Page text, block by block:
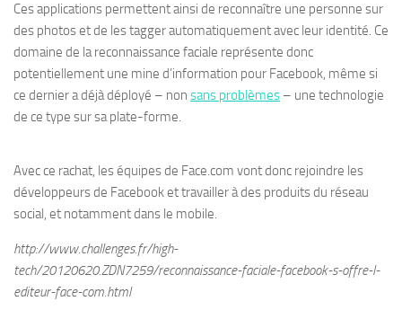
Ces applications permettent ainsi de reconnaître une personne sur
des photos et de les tagger automatiquement avec leur identité. Ce
domaine de la reconnaissance faciale représente donc
potentiellement une mine d’information pour Facebook, même si
ce dernier a déjà déployé – non sans problèmes – une technologie
de ce type sur sa plate-forme.
Avec ce rachat, les équipes de Face.com vont donc rejoindre les
développeurs de Facebook et travailler à des produits du réseau
social, et notamment dans le mobile.
http://www.challenges.fr/high-
tech/20120620.ZDN7259/reconnaissance-faciale-facebook-s-offre-l-
editeur-face-com.html